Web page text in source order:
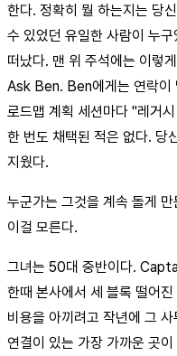
한다. 정확히 뭘 하는지는 당
수 있었던 유일한 사람이 누
떠났다. 맨 위 주석에는 이
Ask Ben. Ben에게는 연락이
로드맵 계획 세션마다 "레거
한 번도 채택된 적은 없다. 당
지웠다.
누군가는 그것을 계속 돌게
이걸 모른다.
그녀는 50대 중반이다.
한때 본사에서 세 블록 떨어
비용을 아끼려고 작년에 그
연결이 있는 가장 가까운 곳